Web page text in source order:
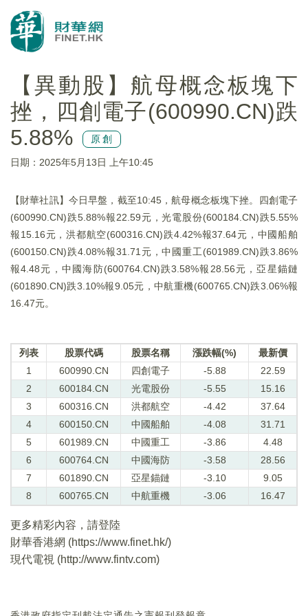
【異動股】航母概念板塊下
挫，四創電子(600990.CN)跌
5.88%
原創
日期：2025年5月13日 上午10:45
【財華社訊】今日早盤，截至10:45，航母概念板塊下挫。四創電子
(600990.CN)跌5.88%報22.59元，光電股份(600184.CN)跌5.55%
報15.16元，洪都航空(600316.CN)跌4.42%報37.64元，中國船舶
(600150.CN)跌4.08%報31.71元，中國重工(601989.CN)跌3.86%
報4.48元，中國海防(600764.CN)跌3.58%報28.56元，亞星錨鏈
(601890.CN)跌3.10%報9.05元，中航重機(600765.CN)跌3.06%報
16.47元。
列表 股票代碼 股票名稱 漲跌幅(%)
最新價
1
600990.CN 四創電子 -5.88
22.59
2
600184.CN 光電股份 -5.55
15.16
3
600316.CN 洪都航空 -4.42
37.64
4
600150.CN 中國船舶 -4.08
31.71
5
601989.CN 中國重工 -3.86
4.48
6
600764.CN 中國海防 -3.58
28.56
7
601890.CN 亞星錨鏈 -3.10
9.05
8
600765.CN 中航重機 -3.06 16.47
更多精彩內容，請登陸
財華香港網 (https://www.finet.hk/)
現代電視 (http://www.fintv.com)